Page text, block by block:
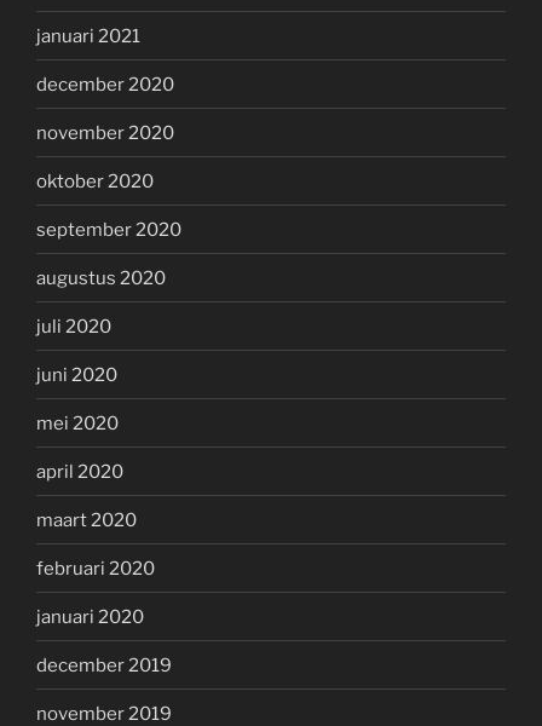
januari 2021
december 2020
november 2020
oktober 2020
september 2020
augustus 2020
juli 2020
juni 2020
mei 2020
april 2020
maart 2020
februari 2020
januari 2020
december 2019
november 2019